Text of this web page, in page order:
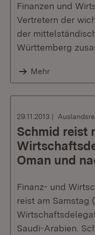
Finanzen und
Vertretern der
der
Württemberg
Mehr
29.11.2013
Schmid reist
Oman und
Finanz- und
reist am Samstag
Saudi-Arabien.